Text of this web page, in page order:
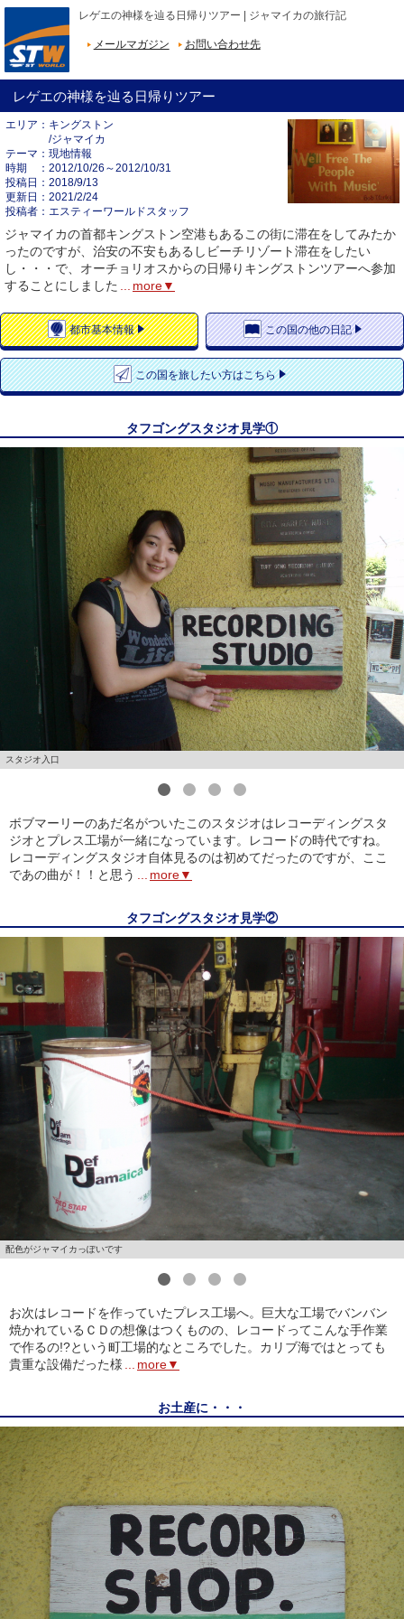
レゲエの神様を辿る日帰りツアー | ジャマイカの旅行記
メールマガジン お問い合わせ先
レゲエの神様を辿る日帰りツアー
エリア
キングストン
/ジャマイカ
テーマ
現地情報
時期
2012/10/26～2012/10/31
投稿日
2018/9/13
更新日
2021/2/24
投稿者
エスティーワールドスタッフ
ジャマイカの首都キングストン空港もあるこの街に滞在をしてみたか
ったのですが、治安の不安もあるしビーチリゾート滞在をしたい
し・・・で、オーチョリオスからの日帰りキングストンツアーへ参加
することにしました
more▼
都市基本情報 この国の他の日記
この国を旅したい方はこちら
タフゴングスタジオ見学①
スタジオ入口
ボブマーリーのあだ名がついたこのスタジオはレコーディングスタ
ジオとプレス工場が一緒になっています。レコードの時代ですね。
レコーディングスタジオ自体見るのは初めてだったのですが、ここ
であの曲が！！と思う
more▼
タフゴングスタジオ見学②
配色がジャマイカっぽいです
お次はレコードを作っていたプレス工場へ。巨大な工場でバンバン
焼かれているＣＤの想像はつくものの、レコードってこんな手作業
で作るの!?という町工場的なところでした。カリブ海ではとっても
貴重な設備だった様
more▼
お土産に・・・